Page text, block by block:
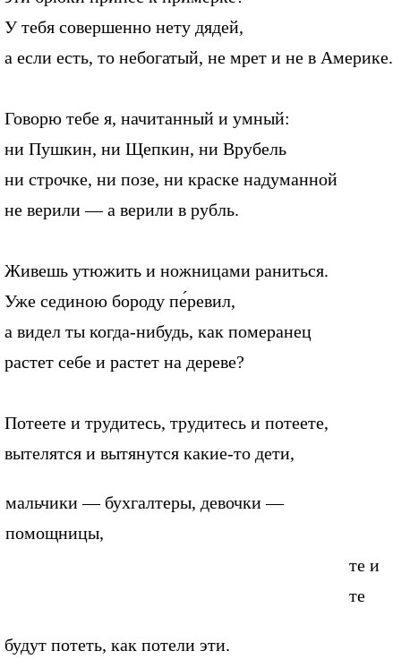
У тебя совершенно нету дядей,
а если есть, то небогатый, не мрет и не в Америке.
Говорю тебе я, начитанный и умный:
ни Пушкин, ни Щепкин, ни Врубель
ни строчке, ни позе, ни краске надуманной
не верили — а верили в рубль.
Живешь утюжить и ножницами раниться.
Уже сединою бороду пе́ревил,
а видел ты когда-нибудь, как померанец
растет себе и растет на дереве?
Потеете и трудитесь, трудитесь и потеете,
вытелятся и вытянутся какие-то дети,
мальчики — бухгалтеры, девочки —
помощницы,
те и
те
будут потеть, как потели эти.